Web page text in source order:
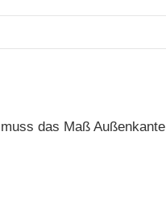
das Maß Außenkante